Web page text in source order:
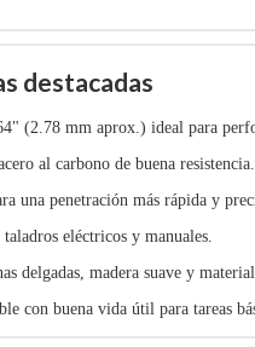
destacadas
(2.78 mm aprox.) ideal para
al carbono de buena resistencia.
una penetración más rápida y
eléctricos y manuales.
delgadas, madera suave y
con buena vida útil para tareas